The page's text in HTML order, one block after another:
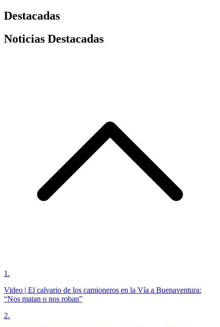
Destacadas
Noticias Destacadas
1 .
Video | El calvario de los camioneros en la Vía a Buenaventura:
“Nos matan o nos roban”
2.